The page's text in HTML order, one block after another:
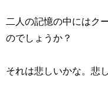
二人の記憶の中にはク
のでしょうか？
それは悲しいかな。悲